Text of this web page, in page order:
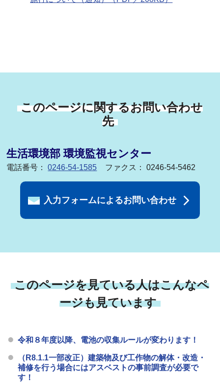
このページに関するお問い合わせ
先
生活環境部 環境監視センター
電話番号：0246-54-1585 ファクス： 0246-54-5462
入力フォームによるお問い合わせ
このページを見ている人はこんなペ
ージも見ています
令和８年度以降、電池の収集ルールが変わります！
（R8.1.1一部改正）建築物及び工作物の解体・改造・
補修を行う場合にはアスベストの事前調査が必要で
す！